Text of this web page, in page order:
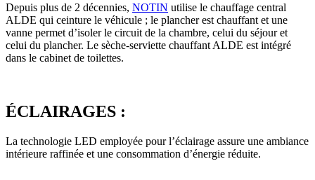
Depuis plus de 2 décennies, NOTIN utilise le chauffage central
ALDE qui ceinture le véhicule ; le plancher est chauffant et une
vanne permet d’isoler le circuit de la chambre, celui du séjour et
celui du plancher. Le sèche-serviette chauffant ALDE est intégré
dans le cabinet de toilettes.
ÉCLAIRAGES :
La technologie LED employée pour l’éclairage assure une ambiance
intérieure raffinée et une consommation d’énergie réduite.